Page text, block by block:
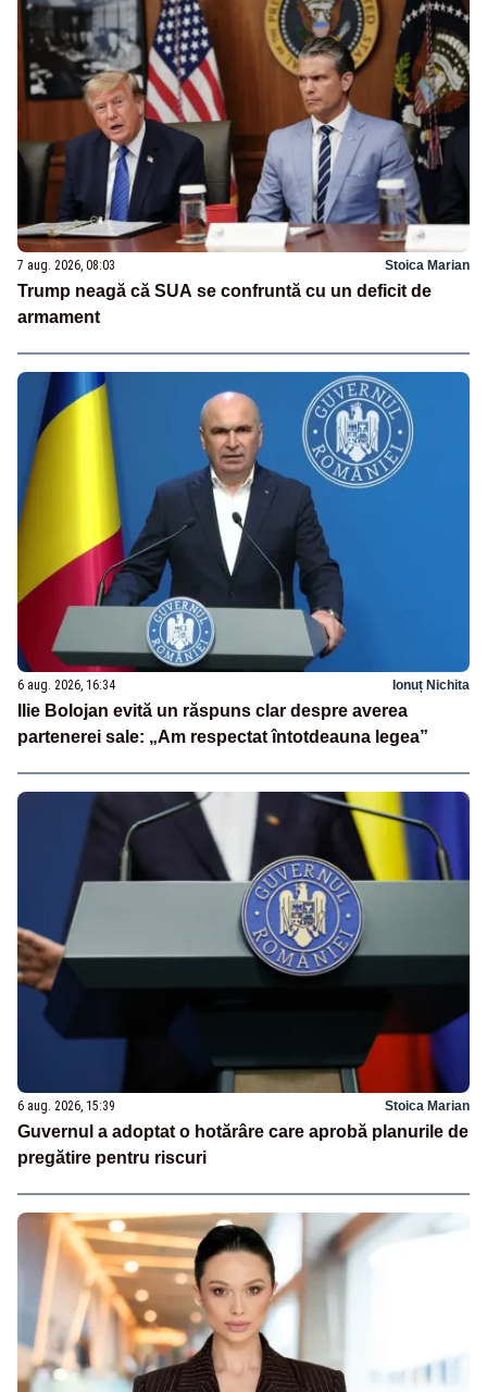
7 aug. 2026, 08:03 Stoica Marian
Trump neagă că SUA se confruntă cu un deficit de
armament
6 aug. 2026, 16:34 Ionuț Nichita
Ilie Bolojan evită un răspuns clar despre averea
partenerei sale: „Am respectat întotdeauna legea”
6 aug. 2026, 15:39 Stoica Marian
Guvernul a adoptat o hotărâre care aprobă planurile de
pregătire pentru riscuri